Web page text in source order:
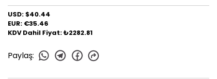
USD: $40.44
EUR: €35.46
KDV Dahil Fiyat: ₺2282.81
Paylaş: